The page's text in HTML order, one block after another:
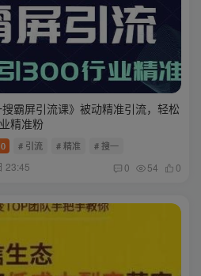
搜霸屏引流课》被动精准引流，轻松
精准粉
# 引流 # 精准 # 搜一
23:45 0 54 0